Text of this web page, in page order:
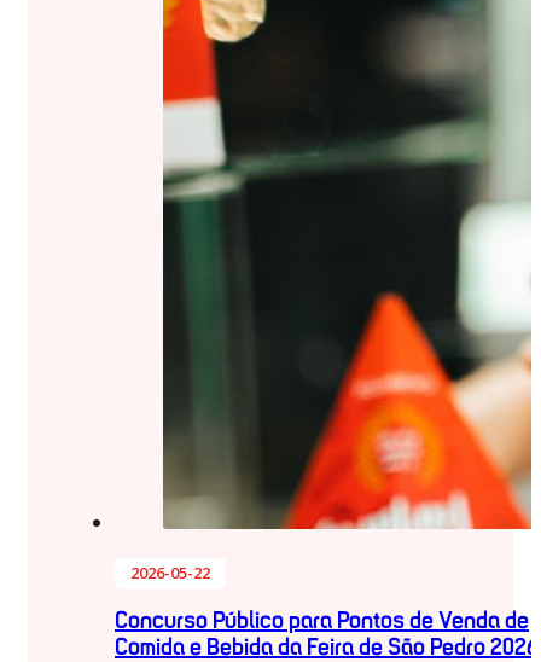
2026-05-22
Concurso Público para Pontos de Venda de
Comida e Bebida da Feira de São Pedro 2026